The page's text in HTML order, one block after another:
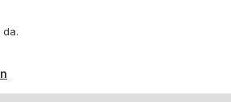
da.